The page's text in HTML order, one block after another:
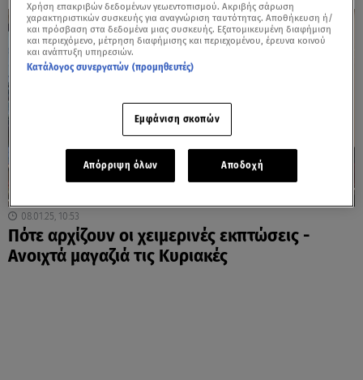
08.01.25, 10:53
Πότε αρχίζουν οι χειμερινές εκπτώσεις -
Ανοιχτά μαγαζιά τις Κυριακές
Χρήση επακριβών δεδομένων γεωεντοπισμού. Ακριβής σάρωση
χαρακτηριστικών συσκευής για αναγνώριση ταυτότητας. Αποθήκευση ή/
και πρόσβαση στα δεδομένα μιας συσκευής. Εξατομικευμένη διαφήμιση
και περιεχόμενο, μέτρηση διαφήμισης και περιεχομένου, έρευνα κοινού
και ανάπτυξη υπηρεσιών.
Κατάλογος συνεργατών (προμηθευτές)
Εμφάνιση σκοπών
Απόρριψη όλων Αποδοχή